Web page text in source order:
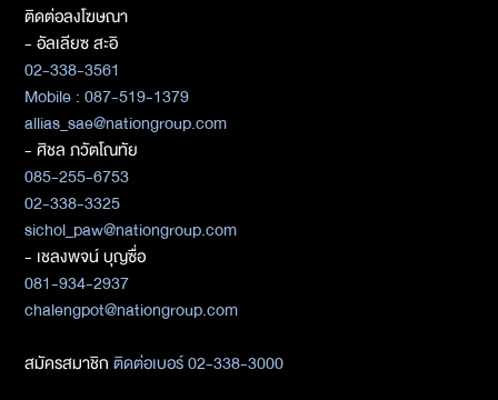
ติดต่อลงโฆษณา
- อัลเลียซ สะอิ
02-338-3561
Mobile : 087-519-1379
allias_sae@nationgroup.com
- ศิชล ภวัตโณทัย
085-255-6753
02-338-3325
sichol_paw@nationgroup.com
- เชลงพจน์ บุญซื่อ
081-934-2937
chalengpot@nationgroup.com
สมัครสมาชิกติดต่อเบอร์ 02-338-3000